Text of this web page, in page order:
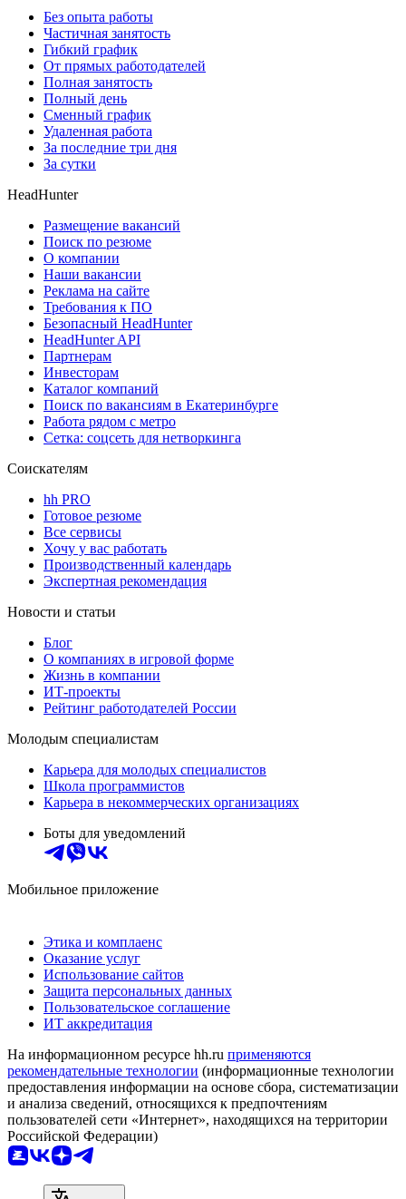
Без опыта работы
Частичная занятость
Гибкий график
От прямых работодателей
Полная занятость
Полный день
Сменный график
Удаленная работа
За последние три дня
За сутки
HeadHunter
Размещение вакансий
Поиск по резюме
О компании
Наши вакансии
Реклама на сайте
Требования к ПО
Безопасный HeadHunter
HeadHunter API
Партнерам
Инвесторам
Каталог компаний
Поиск по вакансиям в Екатеринбурге
Работа рядом с метро
Сетка: соцсеть для нетворкинга
Соискателям
hh PRO
Готовое резюме
Все сервисы
Хочу у вас работать
Производственный календарь
Экспертная рекомендация
Новости и статьи
Блог
О компаниях в игровой форме
Жизнь в компании
ИТ-проекты
Рейтинг работодателей России
Молодым специалистам
Карьера для молодых специалистов
Школа программистов
Карьера в некоммерческих организациях
Боты для уведомлений
Мобильное приложение
Этика и комплаенс
Оказание услуг
Использование сайтов
Защита персональных данных
Пользовательское соглашение
ИТ аккредитация
На информационном ресурсе hh.ru применяются
рекомендательные технологии (информационные технологии
предоставления информации на основе сбора, систематизации
и анализа сведений, относящихся к предпочтениям
пользователей сети «Интернет», находящихся на территории
Российской Федерации)